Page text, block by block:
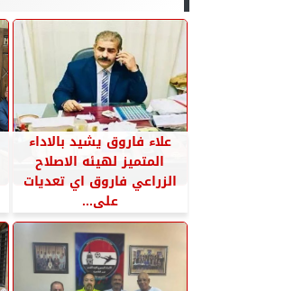
علاء فاروق يشيد بالاداء
المتميز لهيئه الاصلاح
الزراعي فاروق اي تعديات
على...